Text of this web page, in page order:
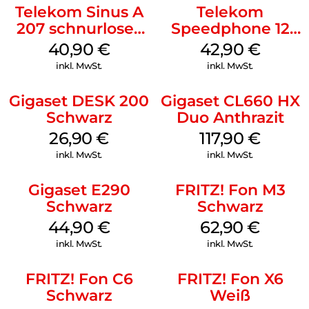
Stromausfall sind Ihre Aufzeichnungen weiterhin gesichert.
Sprechen Sie eine individuelle Ansage auf und stellen Sie die
Aufzeichnungslänge ein – so konfigurieren Sie den
Anrufbeantworter ganz nach Ihren Wünschen.
Telekom Sinus A
207 schnurloses
analog Telefon
Schwarz
40,90 €
inkl. MwSt.
Telekom
Speedphone 12
Schwarz
42,90 €
inkl. MwSt.
Gigaset DESK 200
Schwarz
26,90€
inkl. MwSt.
Gigaset CL660 HX
Duo Anthrazit
117,90€
inkl. MwSt.
Gigaset E290
Schwarz
44,90 €
inkl. MwSt.
FRITZ! Fon M3
Schwarz
62,90€
inkl. MwSt.
FRITZ! Fon C6
Schwarz
FRITZ! Fon X6
Weiß